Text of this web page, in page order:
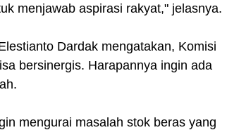
menjawab aspirasi rakyat," jelasnya.
Dardak mengatakan, Komisi
bersinergis. Harapannya ingin ada
mengurai masalah stok beras yang